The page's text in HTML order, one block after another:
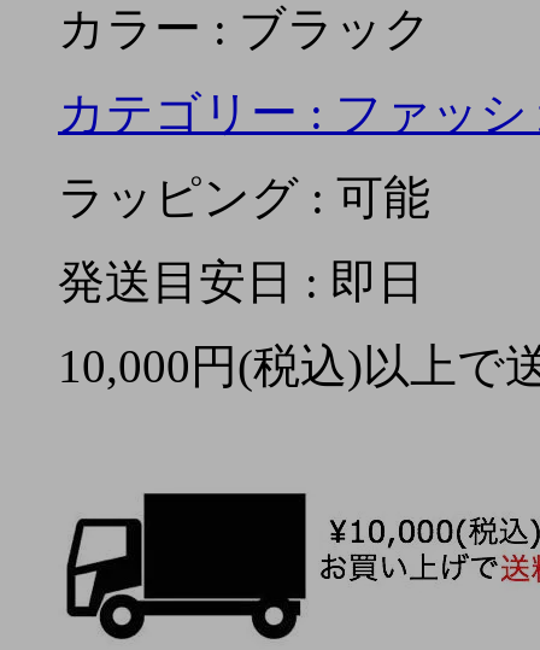
カラー : ブラック
カテゴリー : ファッ
ラッピング : 可能
発送目安日 : 即日
10,000円(税込)以上で